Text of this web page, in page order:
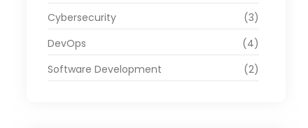
Cybersecurity
(3)
DevOps
(4)
Software Development
(2)